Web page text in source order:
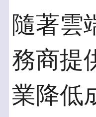
隨著雲
務商提
業降低